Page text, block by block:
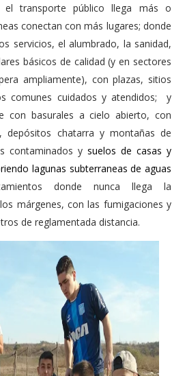
el transporte público llega más o
conectan con más lugares; donde
servicios, el alumbrado, la sanidad,
básicos de calidad (y en sectores
ampliamente), con plazas, sitios
comunes cuidados y atendidos; y
con basurales a cielo abierto, con
depósitos chatarra y montañas de
contaminados y suelos de casas y
lagunas subterraneas de aguas
donde nunca llega la
márgenes, con las fumigaciones y
de reglamentada distancia.